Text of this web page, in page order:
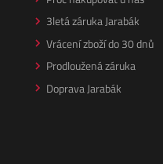
3letá záruka Jarabák
Vrácení zboží do 30 dnů
Prodloužená záruka
Doprava Jarabák